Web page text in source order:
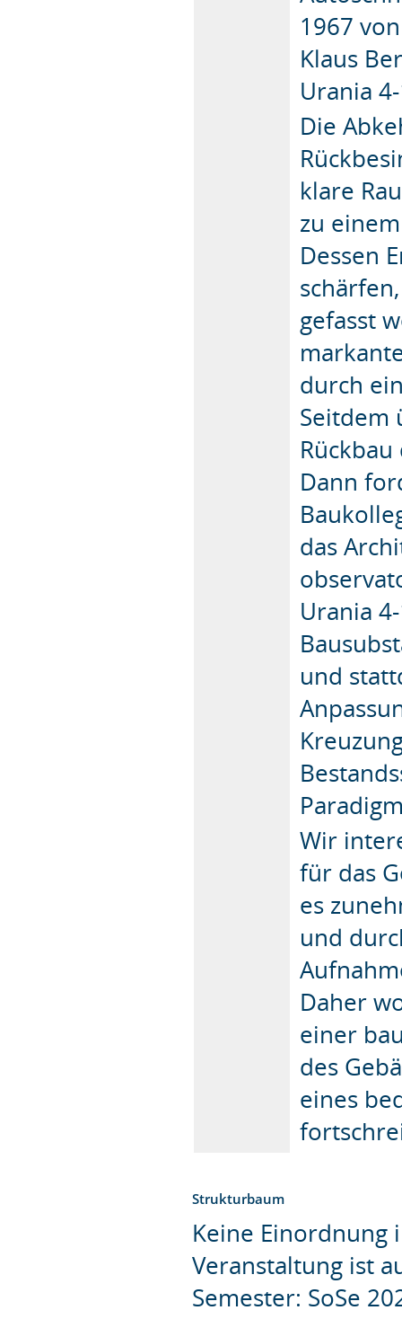
1967
Klaus
Urania
Die
klare
zu
Dessen
gefasst
durch
Seitdem
Dann
das
Urania
und
Wir
für das
es
und
Daher
einer
des
eines
Strukturbaum
Keine Einordnung
Veranstaltung ist
Semester: SoSe